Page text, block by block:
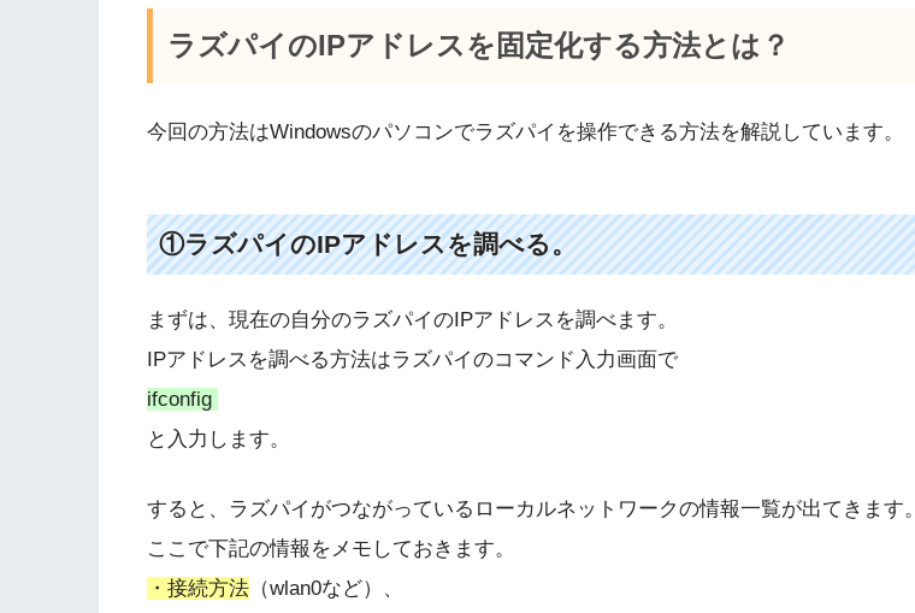
ラズパイのIPアドレスを固定化する方法とは？
今回の方法はWindowsのパソコンでラズパイを操作できる方法を解説しています。
①ラズパイのIPアドレスを調べる。
まずは、現在の自分のラズパイのIPアドレスを調べます。
IPアドレスを調べる方法はラズパイのコマンド入力画面で
ifconfig
と入力します。
すると、ラズパイがつながっているローカルネットワークの情報一覧が出てきます。
ここで下記の情報をメモしておきます。
・接続方法 （wlan0など）、